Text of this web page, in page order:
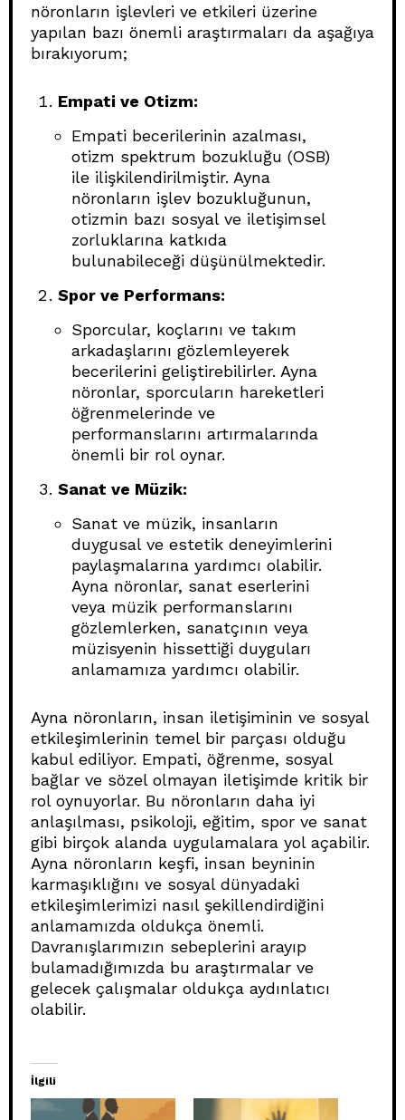
nöronların işlevleri ve etkileri üzerine
yapılan bazı önemli araştırmaları da aşağıya
bırakıyorum;
Empati ve Otizm:
Empati becerilerinin azalması,
otizm spektrum bozukluğu (OSB)
ile ilişkilendirilmiştir. Ayna
nöronların işlev bozukluğunun,
otizmin bazı sosyal ve iletişimsel
zorluklarına katkıda
bulunabileceği düşünülmektedir.
Spor ve Performans:
Sporcular, koçlarını ve takım
arkadaşlarını gözlemleyerek
becerilerini geliştirebilirler. Ayna
nöronlar, sporcuların hareketleri
öğrenmelerinde ve
performanslarını artırmalarında
önemli bir rol oynar.
Sanat ve Müzik:
Sanat ve müzik, insanların
duygusal ve estetik deneyimlerini
paylaşmalarına yardımcı olabilir.
Ayna nöronlar, sanat eserlerini
veya müzik performanslarını
gözlemlerken, sanatçının veya
müzisyenin hissettiği duyguları
anlamamıza yardımcı olabilir.
Ayna nöronların, insan iletişiminin ve sosyal
etkileşimlerinin temel bir parçası olduğu
kabul ediliyor. Empati, öğrenme, sosyal
bağlar ve sözel olmayan iletişimde kritik bir
rol oynuyorlar. Bu nöronların daha iyi
anlaşılması, psikoloji, eğitim, spor ve sanat
gibi birçok alanda uygulamalara yol açabilir.
Ayna nöronların keşfi, insan beyninin
karmaşıklığını ve sosyal dünyadaki
etkileşimlerimizi nasıl şekillendirdiğini
anlamamızda oldukça önemli.
Davranışlarımızın sebeplerini arayıp
bulamadığımızda bu araştırmalar ve
gelecek çalışmalar oldukça aydınlatıcı
olabilir.
İlgili